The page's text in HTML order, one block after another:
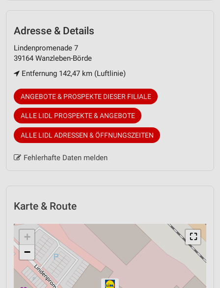
Adresse & Details
Lindenpromenade 7
39164 Wanzleben-Börde
Entfernung 142,47 km (Luftlinie)
ANGEBOTE & PROSPEKTE DIESER FILIALE
ALLE LIDL PROSPEKTE & ANGEBOTE
ALLE LIDL ADRESSEN & ÖFFNUNGSZEITEN
Fehlerhafte Daten melden
Karte & Route
⛶
+
−